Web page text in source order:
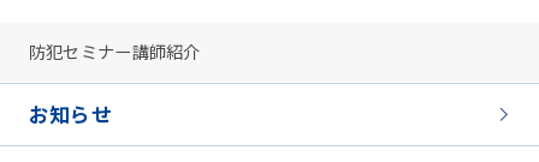
防犯セミナー講師紹介
お知らせ